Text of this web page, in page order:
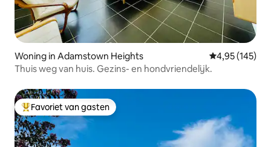
Woning in Adamstown Heights Gemiddelde
4,95 (145)
Thuis weg van huis. Gezins- en hondvriendelijk.
Topfavoriet van gasten
Favoriet van gasten